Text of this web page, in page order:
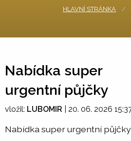
HLAVNÍ STRÁNKA
Nabídka super
urgentní půjčky
vložil: LUBOMIR 20. 06. 2026
Nabídka super urgentní půjčky